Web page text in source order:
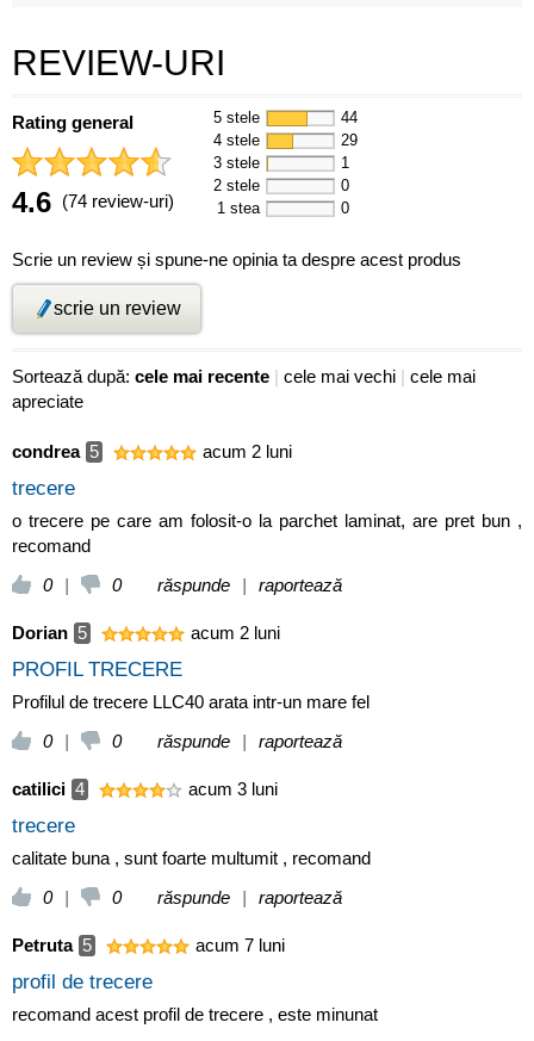
REVIEW-URI
Rating general
4.6 (74 review-uri)
5 stele
44
4 stele
29
3 stele
1
2 stele
0
1 stea
0
Scrie un review și spune-ne opinia ta despre acest produs
scrie un review
Sortează după: cele mai recente | cele mai vechi | cele mai
apreciate
condrea 5 acum 2 luni
trecere
o trecere pe care am folosit-o la parchet laminat, are pret bun ,
recomand
0
| 0 răspunde | raportează
Dorian 5 acum 2 luni
PROFIL TRECERE
Profilul de trecere LLC40 arata intr-un mare fel
0
| 0 răspunde | raportează
catilici 4 acum 3 luni
trecere
calitate buna , sunt foarte multumit , recomand
0
| 0 răspunde | raportează
Petruta 5 acum 7 luni
profil de trecere
recomand acest profil de trecere , este minunat